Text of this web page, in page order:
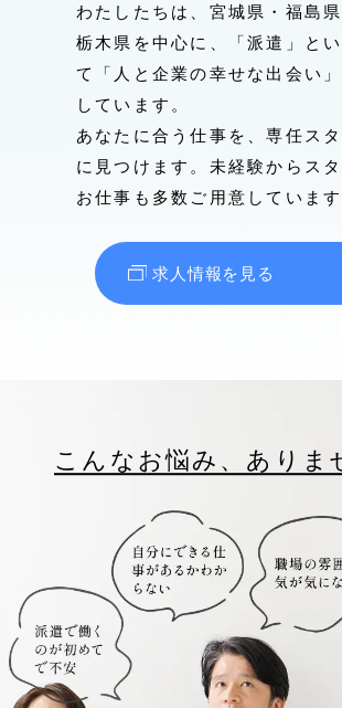
わたしたちは、宮城県・福島県
栃木県を中心に、「派遣」と
て「人と企業の幸せな出会い
しています。
あなたに合う仕事を、専任ス
に見つけます。未経験からス
お仕事も多数ご用意しています
求人情報を見る
こんなお悩み、ありま